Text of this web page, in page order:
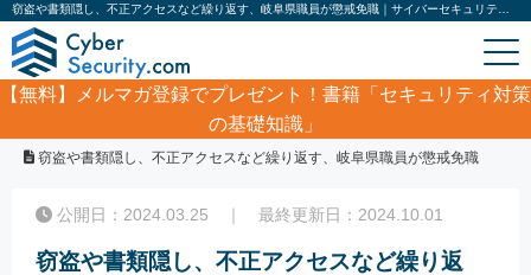
【無料】
メルマガ登録でプレゼント！書籍「セキュリティ対策
の基礎知識」
サイバーセキュリティ・情報漏洩ニュース
窃盗や書類隠し、不正アクセスなど繰り返す、岐阜県職員が懲戒免職
公開日：2024.03.25 ｜ 最終更新日：2024.10.01
窃盗や書類隠し、不正アクセスなど繰り返